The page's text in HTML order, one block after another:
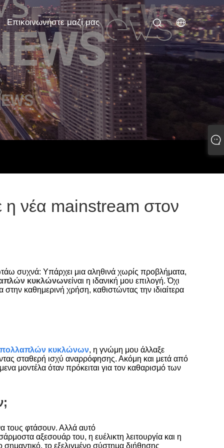
Επικοινωνήστε μαζί μας
η νέα mainstream στον
συχνά: Υπάρχει μια αληθινά χωρίς προβλήματα,
κυκλώνωνείναι η ιδανική μου επιλογή. Όχι
στην καθημερινή χρήση, καθιστώντας την ιδιαίτερα
πολλαπλών κυκλώνων, η γνώμη μου άλλαξε
σταθερή ισχύ αναρρόφησης. Ακόμη και μετά από
μοντέλα όταν πρόκειται για τον καθαρισμό των
τους φτάσουν. Αλλά αυτό
αξεσουάρ του, η ευέλικτη λειτουργία και η
το εξελιγμένο σύστημα διήθησης